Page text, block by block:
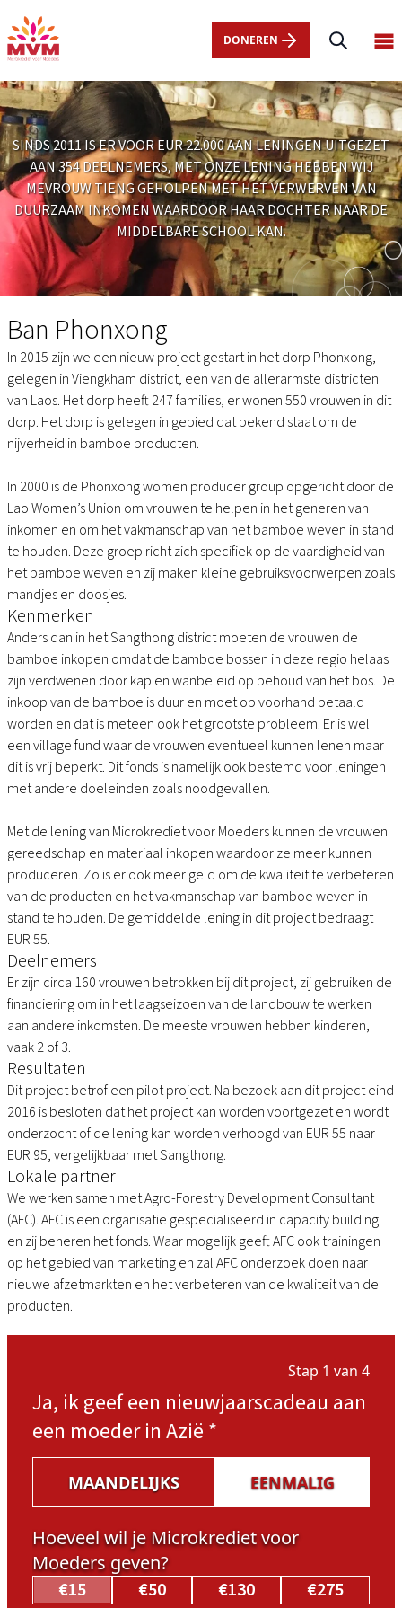
en
naar
inhoud
gaan
Main
navigation
nl
DONEREN
SINDS 2011 IS ER VOOR EUR 22.000 AAN LENINGEN UITGEZET
AAN 354 DEELNEMERS, MET ONZE LENING HEBBEN WIJ
MEVROUW TIENG GEHOLPEN MET HET VERWERVEN VAN
DUURZAAM INKOMEN WAARDOOR HAAR DOCHTER NAAR DE
MIDDELBARE SCHOOL KAN.
Ban
Phonxong
Ban Phonxong
In 2015 zijn we een nieuw project gestart in het dorp Phonxong,
gelegen in Viengkham district, een van de allerarmste districten
van Laos. Het dorp heeft 247 families, er wonen 550 vrouwen in dit
dorp. Het dorp is gelegen in gebied dat bekend staat om de
nijverheid in bamboe producten.
In 2000 is de Phonxong women producer group opgericht door de
Lao Women’s Union om vrouwen te helpen in het generen van
inkomen en om het vakmanschap van het bamboe weven in stand
te houden. Deze groep richt zich specifiek op de vaardigheid van
het bamboe weven en zij maken kleine gebruiksvoorwerpen zoals
mandjes en doosjes.
Kenmerken
Anders dan in het Sangthong district moeten de vrouwen de
bamboe inkopen omdat de bamboe bossen in deze regio helaas
zijn verdwenen door kap en wanbeleid op behoud van het bos. De
inkoop van de bamboe is duur en moet op voorhand betaald
worden en dat is meteen ook het grootste probleem. Er is wel
een village fund waar de vrouwen eventueel kunnen lenen maar
dit is vrij beperkt. Dit fonds is namelijk ook bestemd voor leningen
met andere doeleinden zoals noodgevallen.
Met de lening van Microkrediet voor Moeders kunnen de vrouwen
gereedschap en materiaal inkopen waardoor ze meer kunnen
produceren. Zo is er ook meer geld om de kwaliteit te verbeteren
van de producten en het vakmanschap van bamboe weven in
stand te houden. De gemiddelde lening in dit project bedraagt
EUR 55.
Deelnemers
Er zijn circa 160 vrouwen betrokken bij dit project, zij gebruiken de
financiering om in het laagseizoen van de landbouw te werken
aan andere inkomsten. De meeste vrouwen hebben kinderen,
vaak 2 of 3.
Resultaten
Dit project betrof een pilot project. Na bezoek aan dit project eind
2016 is besloten dat het project kan worden voortgezet en wordt
onderzocht of de lening kan worden verhoogd van EUR 55 naar
EUR 95, vergelijkbaar met Sangthong.
Lokale partner
We werken samen met Agro-Forestry Development Consultant
(AFC). AFC is een organisatie gespecialiseerd in capacity building
en zij beheren het fonds. Waar mogelijk geeft AFC ook trainingen
op het gebied van marketing en zal AFC onderzoek doen naar
nieuwe afzetmarkten en het verbeteren van de kwaliteit van de
producten.
Stap 1 van 4
Ja, ik geef een nieuwjaarscadeau aan
een moeder in Azië *
MAANDELIJKS EENMALIG
Hoeveel wil je Microkrediet voor
Moeders geven?
€15 €50 €130 €275